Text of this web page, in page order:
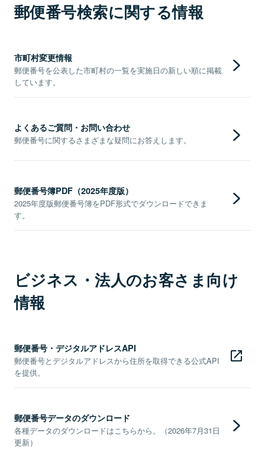
郵便番号検索に関する情報
市町村変更情報
郵便番号を公表した市町村の一覧を実施日の新しい順に掲載
しています。
よくあるご質問・お問い合わせ
郵便番号に関するさまざまな疑問にお答えします。
郵便番号簿PDF（2025年度版）
2025年度版郵便番号簿をPDF形式でダウンロードできま
す。
ビジネス・法人のお客さま向け
情報
郵便番号・デジタルアドレスAPI
郵便番号とデジタルアドレスから住所を取得できる公式API
を提供。
郵便番号データのダウンロード
各種データのダウンロードはこちらから。（2026年7月31日
更新）